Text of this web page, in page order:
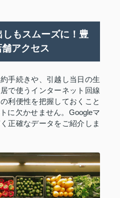
もスムーズに！豊
アクセス
手続きや、引越し当日の生
で使うインターネット回線
利便性を把握しておくこと
に欠かせません。Googleマ
正確なデータをご紹介しま